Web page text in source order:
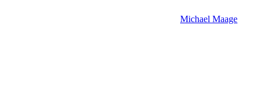
Michael Maage